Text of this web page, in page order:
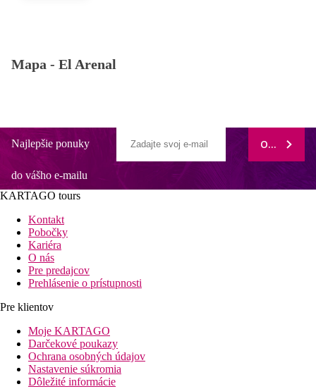
Mapa - El Arenal
Najlepšie ponuky
do vášho e-mailu
ODOBERAŤ
KARTAGO tours
Kontakt
Pobočky
Kariéra
O nás
Pre predajcov
Prehlásenie o prístupnosti
Pre klientov
Moje KARTAGO
Darčekové poukazy
Ochrana osobných údajov
Nastavenie súkromia
Dôležité informácie